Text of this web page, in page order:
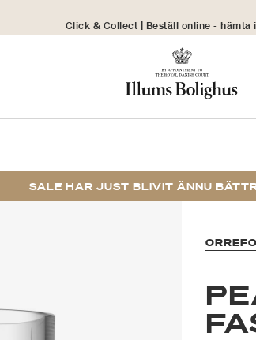
30 dagars returrätt
SALE HAR JUST BLIVIT ÄNNU